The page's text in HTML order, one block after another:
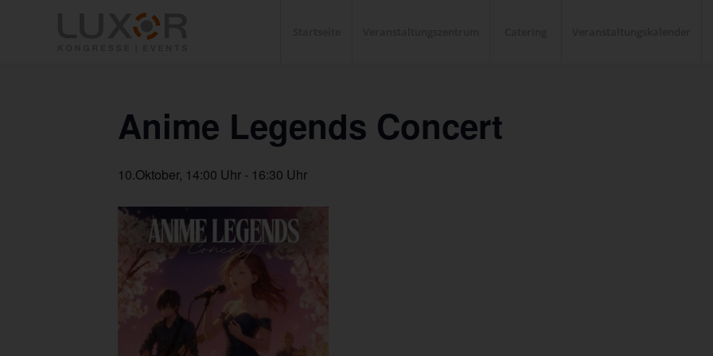
Anime Legends Concert
10.Oktober, 14:00 Uhr - 16:30 Uhr